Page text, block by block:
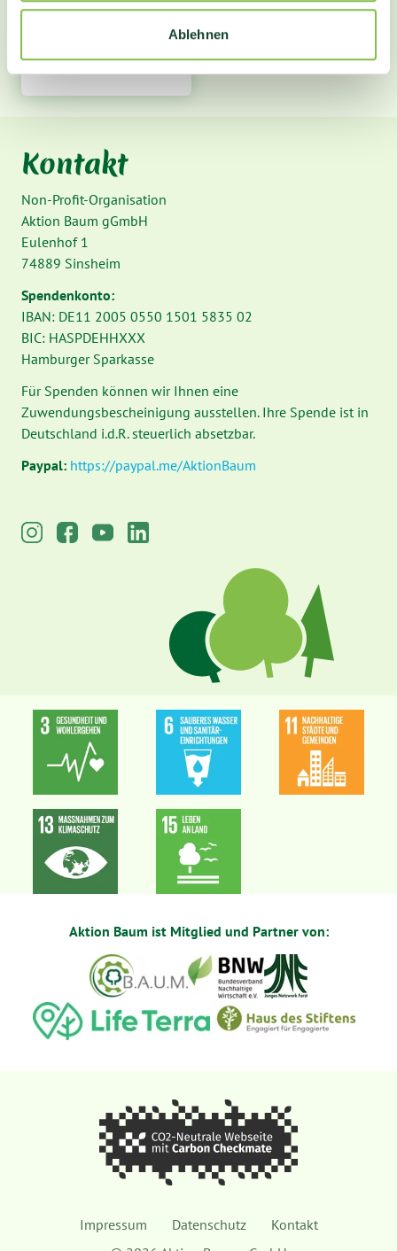
Ablehnen
Kontakt
Non-Profit-Organisation
Aktion Baum gGmbH
Eulenhof 1
74889 Sinsheim
Spendenkonto:
IBAN: DE11 2005 0550 1501 5835 02
BIC: HASPDEHHXXX
Hamburger Sparkasse
Für Spenden können wir Ihnen eine
Zuwendungsbescheinigung ausstellen. Ihre Spende ist in
Deutschland i.d.R. steuerlich absetzbar.
Paypal: https://paypal.me/AktionBaum
Aktion Baum ist Mitglied und Partner von:
Impressum Datenschutz
Kontakt